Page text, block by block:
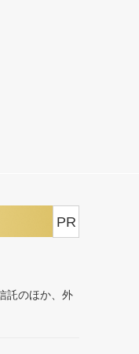
PR
託のほか、外